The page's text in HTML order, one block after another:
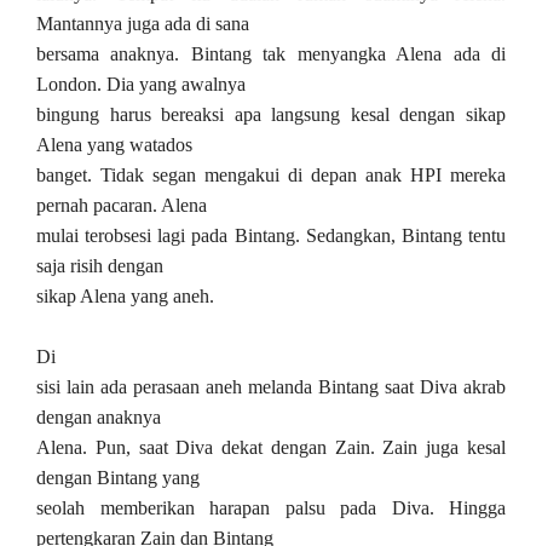
Mantannya juga ada di sana
bersama anaknya. Bintang tak menyangka Alena ada di
London. Dia yang awalnya
bingung harus bereaksi apa langsung kesal dengan sikap
Alena yang watados
banget. Tidak segan mengakui di depan anak HPI mereka
pernah pacaran. Alena
mulai terobsesi lagi pada Bintang. Sedangkan, Bintang tentu
saja risih dengan
sikap Alena yang aneh.
Di
sisi lain ada perasaan aneh melanda Bintang saat Diva akrab
dengan anaknya
Alena. Pun, saat Diva dekat dengan Zain. Zain juga kesal
dengan Bintang yang
seolah memberikan harapan palsu pada Diva. Hingga
pertengkaran Zain dan Bintang